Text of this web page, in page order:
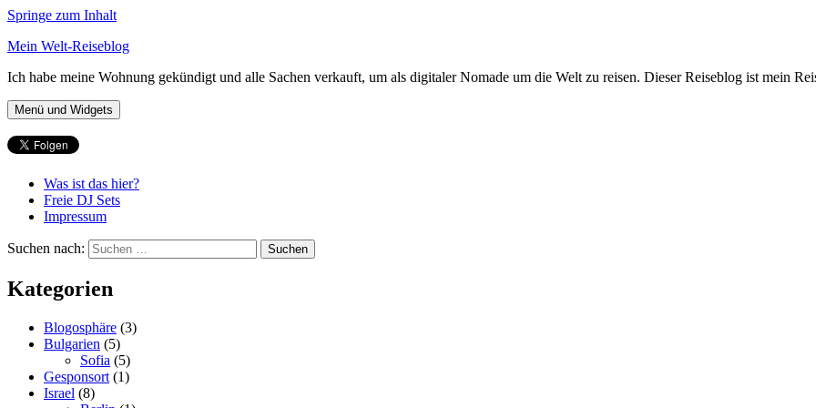
Springe zum Inhalt
Mein Welt-Reiseblog
Ich habe meine Wohnung gekündigt und alle Sachen verkauft, um als digitaler Nomade um die Welt zu reisen. Dieser Reiseblog ist mein
Menü und Widgets
Was ist das hier?
Freie DJ Sets
Impressum
Suchen nach:
Kategorien
Blogosphäre (3)
Bulgarien (5)
Sofia (5)
Gesponsort (1)
Israel (8)